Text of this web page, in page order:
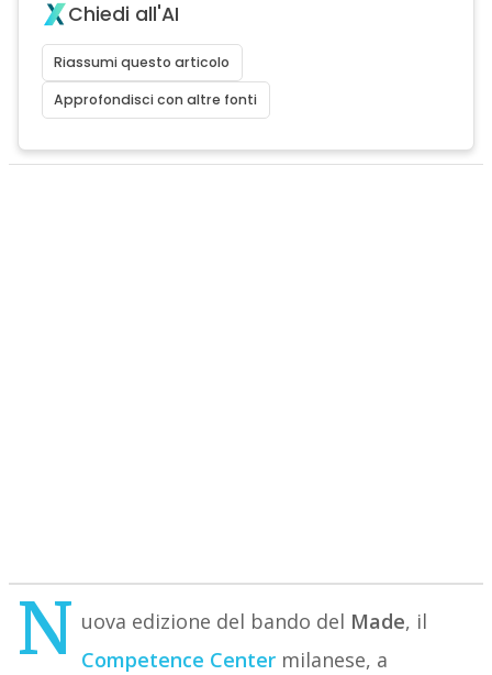
Chiedi all'AI
Riassumi questo articolo
Approfondisci con altre fonti
N uova edizione del bando del Made, il
Competence Centermilanese, a